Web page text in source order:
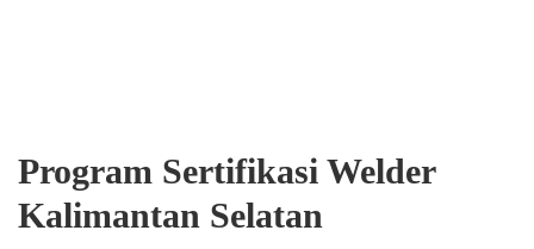
Program Sertifikasi Welder
Kalimantan Selatan